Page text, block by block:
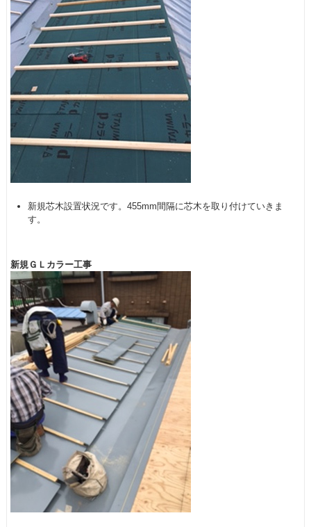
新規芯木設置状況です。455mm間隔に芯木を取り付けていきま
す。
新規ＧＬカラー工事